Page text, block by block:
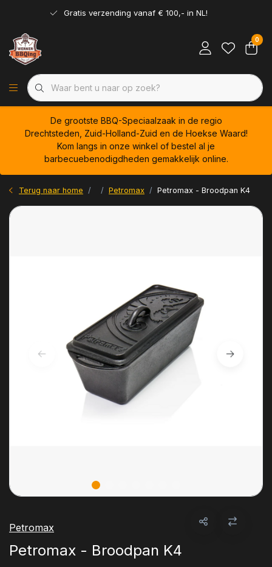
Gratis verzending vanaf € 100,- in NL!
0
De grootste BBQ-Speciaalzaak in de regio
Drechtsteden, Zuid-Holland-Zuid en de Hoekse Waard!
Kom langs in onze winkel of bestel al je
barbecuebenodigdheden gemakkelijk online.
Terug naar home Petromax Petromax - Broodpan K4
Petromax
Petromax - Broodpan K4